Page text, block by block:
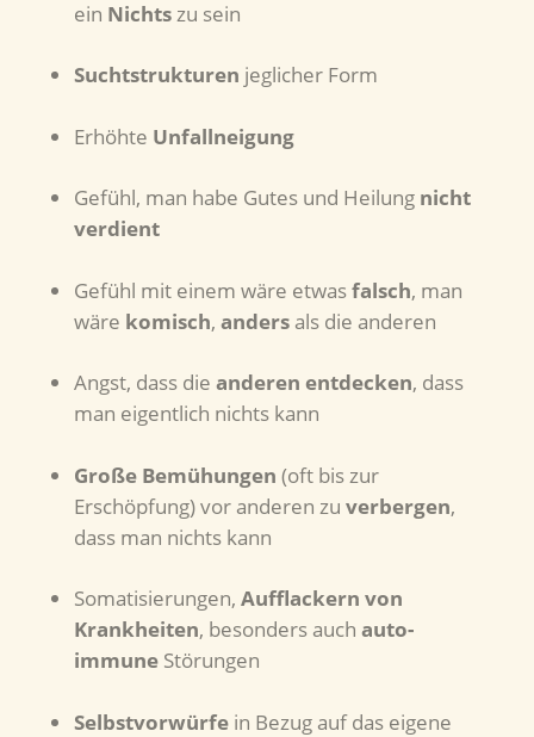
ein Nichtszu sein
Suchtstrukturen jeglicher Form
Erhöhte Unfallneigung
Gefühl, man habe Gutes und Heilung nicht
verdient
Gefühl mit einem wäre etwasfalsch, man
wäre komisch, andersals die anderen
Angst, dass die anderen entdecken, dass
man eigentlich nichts kann
Große Bemühungen (oft bis zur
Erschöpfung) vor anderen zu verbergen,
dass man nichts kann
Somatisierungen, Aufflackern von
Krankheiten, besonders auch auto-
immuneStörungen
Selbstvorwürfein Bezug auf das eigene